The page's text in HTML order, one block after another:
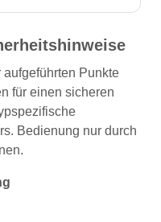
aufgeführten Punkte
für einen sicheren
Bedienung nur durch